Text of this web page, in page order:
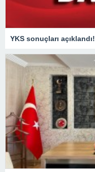
YKS sonuçları açıklandı!